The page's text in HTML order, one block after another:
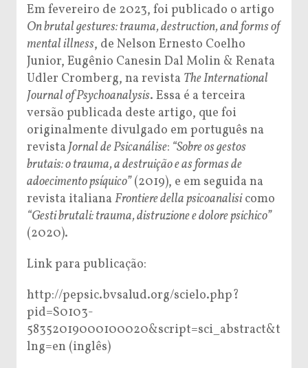
Em fevereiro de 2023, foi publicado o artigo
On brutal gestures: trauma, destruction,and forms of
mental illness, de Nelson Ernesto Coelho
Junior, Eugênio Canesin Dal Molin & Renata
Udler Cromberg, na revista The International
Journal of Psychoanalysis. Essa é a terceira
versão publicada deste artigo, que foi
originalmente divulgado em português na
revistaJornal de Psicanálise: “Sobre os gestos
brutais: o trauma, a destruição e as formasde
adoecimento psíquico”(2019), e em seguida na
revista italiana Frontiere dellapsicoanalisicomo
“Gesti brutali: trauma, distruzione e dolore psichico”
(2020).
Link para publicação:
http://pepsic.bvsalud.org/scielo.php?
pid=S0103-
58352019000100020&script=sci_abstract&t
lng=en (inglês)